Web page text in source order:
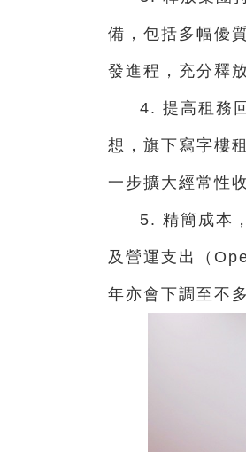
備，包括多幅優
發進程，充分釋
4. 提高租務
想，旗下寫字樓
一步擴大經常性
5. 精簡成本
及營運支出（
年亦會下調至不